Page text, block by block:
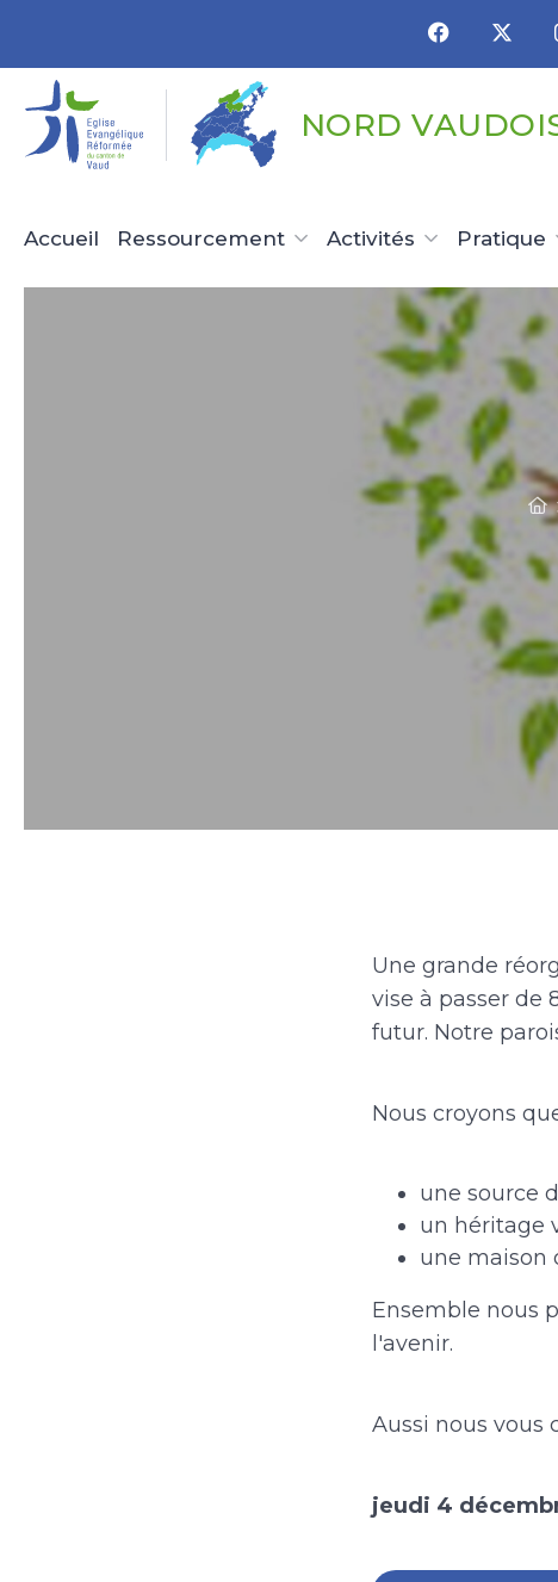
NORD
Accueil Ressourcement Activités Pratique
Une grande
vise à passer de
futur. Notre
Nous croyons
une source
un héritage
une maison
Ensemble nous
l'avenir.
Aussi nous vous
jeudi 4